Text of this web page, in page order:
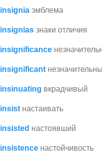
insignia эмблема
insignias знаки отличия
insignificance
insignificant
insinuating вкрадчивый
insist настаивать
insisted настоявший
insistence настойчивость